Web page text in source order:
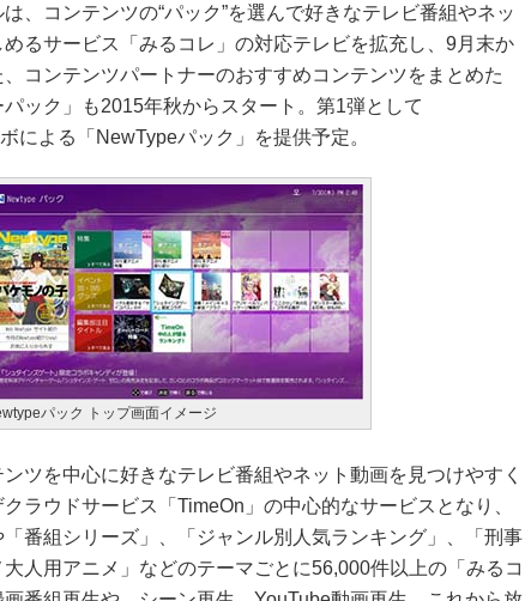
、コンテンツの“パック”を選んで好きなテレビ番組やネッ
めるサービス「みるコレ」の対応テレビを拡充し、9月末か
コンテンツパートナーのおすすめコンテンツをまとめた
パック」も2015年秋からスタート。第1弾として
による「NewTypeパック」を提供予定。
パック トップ画面イメージ
ツを中心に好きなテレビ番組やネット動画を見つけやすく
ラウドサービス「TimeOn」の中心的なサービスとなり、
「番組シリーズ」、「ジャンル別人気ランキング」、「刑事
大人用アニメ」などのテーマごとに56,000件以上の「みるコ